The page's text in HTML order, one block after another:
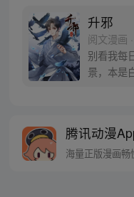
升邪
阅文漫画
别看我每
景，本是
由己的修
腾讯动漫
海量正版漫画畅